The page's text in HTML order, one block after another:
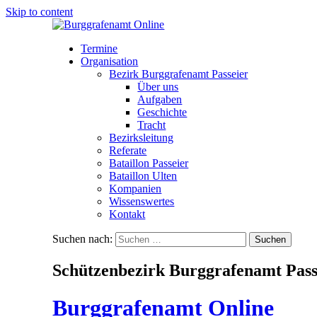
Skip to content
Termine
Organisation
Bezirk Burggrafenamt Passeier
Über uns
Aufgaben
Geschichte
Tracht
Bezirksleitung
Referate
Bataillon Passeier
Bataillon Ulten
Kompanien
Wissenswertes
Kontakt
Suchen nach:
Schützenbezirk Burggrafenamt
Burggrafenamt Online